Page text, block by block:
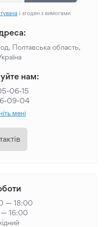
і згоден з вимогами
Полтавська область,
нам:
06-15
09-04
мені
— 18:00
16:00